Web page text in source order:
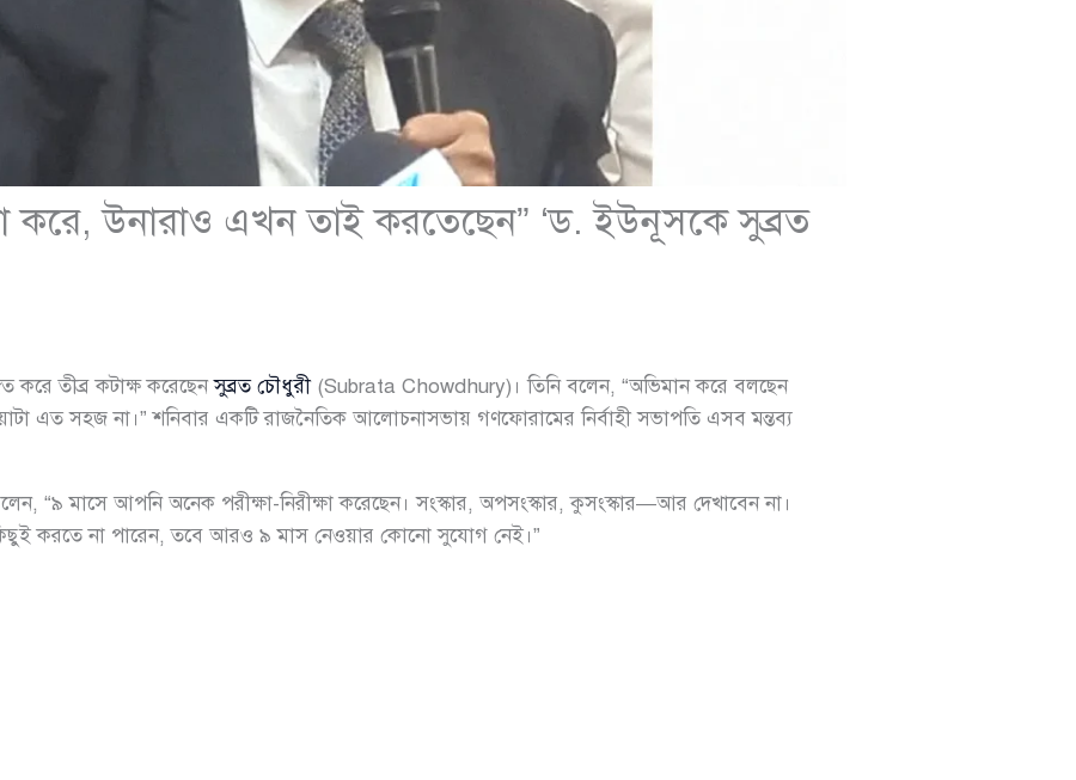
করে, উনারাও এখন তাই করতেছেন” ‘ড. ইউনূসকে সুব্রত
করে তীব্র কটাক্ষ করেছেনসুব্রত চৌধুরী(Subrata Chowdhury)। তিনি বলেন, “অভিমান করে বলছেন
এত সহজ না।” শনিবার একটি রাজনৈতিক আলোচনাসভায় গণফোরামের নির্বাহী সভাপতি এসব মন্তব্য
“৯ মাসে আপনি অনেক পরীক্ষা-নিরীক্ষা করেছেন। সংস্কার, অপসংস্কার, কুসংস্কার—আর দেখাবেন না।
করতে না পারেন, তবে আরও ৯ মাস নেওয়ার কোনো সুযোগ নেই।”